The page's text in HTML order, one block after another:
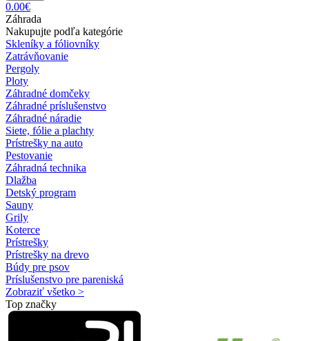
0.00€
Záhrada
Nakupujte podľa kategórie
Skleníky a fóliovníky
Zatrávňovanie
Pergoly
Ploty
Záhradné domčeky
Záhradné príslušenstvo
Záhradné náradie
Siete, fólie a plachty
Prístrešky na auto
Pestovanie
Záhradná technika
Dlažba
Detský program
Sauny
Grily
Koterce
Prístrešky
Prístrešky na drevo
Búdy pre psov
Príslušenstvo pre pareniská
Zobraziť všetko >
Top značky